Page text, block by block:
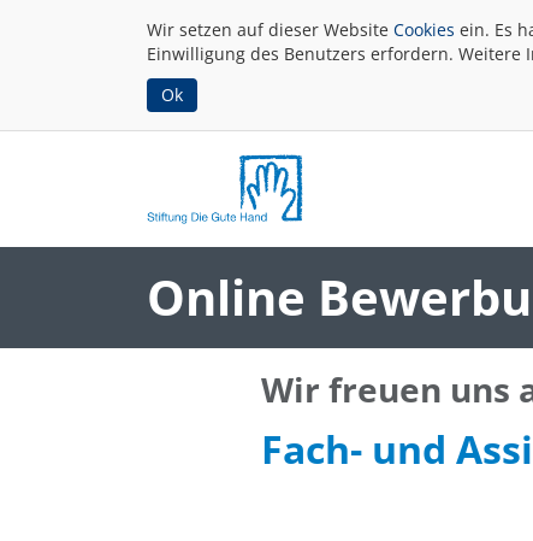
Wir setzen auf dieser Website Cookies ein. Es
Einwilligung des Benutzers erfordern.
Ok
Online
Wir freuen uns
Fach- und